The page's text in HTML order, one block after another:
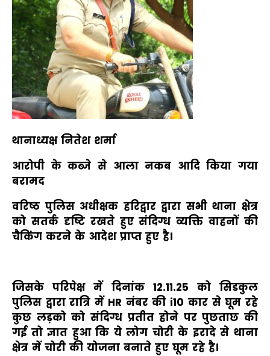
थानाध्यक्ष नितेश शर्मा
आरोपी के कब्जे से आला नकब आदि किया गया
बरामद
वरिष्ठ पुलिस अधीक्षक हरिद्वार द्वारा सभी थाना क्षेत्र
को सतर्क दृष्टि रखते हुए संदिग्ध व्यक्ति वाहनों की
चैकिंग करने के आदेश प्राप्त हुए है।
जिसके परिपेक्ष में दिनांक 12.11.25 को सिडकुल
पुलिस द्वारा रात्रि में HR नंबर की i10 कार से घूम रहे
कुछ लड़को को संदिग्ध प्रतीत होने पर पुछताछ की
गई तो ज्ञात हुआ कि ये लोग चोरी के इरादे से थाना
क्षेत्र में चोरी की योजना बनाते हुए घूम रहे है।